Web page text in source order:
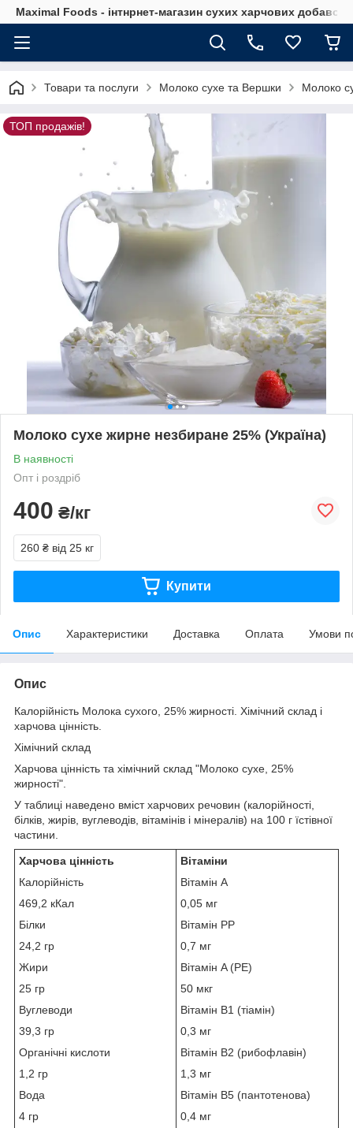
Maximal Foods - інтнрнет-магазин сухих харчових добавок
Товари та послуги Молоко сухе та Вершки Молоко
ТОП продажів!
Молоко сухе жирне незбиране 25% (Україна)
В наявності
Опт і роздріб
400 ₴/кг
260 ₴ від 25 кг
Купити
Опис Характеристики Доставка Оплата Умови
Опис
Калорійність Молока сухого, 25% жирності. Хімічний склад і
харчова цінність.
Хімічний склад
Харчова цінність та хімічний склад "Молоко сухе, 25%
жирності".
У таблиці наведено вміст харчових речовин (калорійності,
білків, жирів, вуглеводів, вітамінів і мінералів) на 100 г їстівної
частини.
Харчова цінність
Калорійність
469,2 кКал
Білки
24,2 гр
Жири
25 гр
Вуглеводи
39,3 гр
Органічні кислоти
1,2 гр
Вода
4 гр
Вітаміни
Вітамін A
0,05 мг
Вітамін PP
0,7 мг
Вітамін A (РЕ)
50 мкг
Вітамін B1 (тіамін)
0,3 мг
Вітамін B2 (рибофлавін)
1,3 мг
Вітамін B5 (пантотенова)
0,4 мг